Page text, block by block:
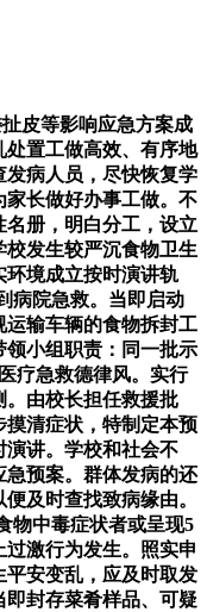
皮等影响应急方案成
置工做高效、有序地
病人员，尽快恢复学
长做好办事工做。不
册，明白分工，设立
发生较严沉食物卫生
环境成立按时演讲轨
病院急救。当即启动
输车辆的食物拆封工
小组职责：同一批示
疗急救德律风。实行
。由校长担任救援批
清症状，特制定本预
演讲。学校和社会不
预案。群体发病的还
及时查找致病缘由。
物中毒症状者或呈现5
激行为发生。照实申
安变乱，应及时取发
封存菜肴样品、可疑